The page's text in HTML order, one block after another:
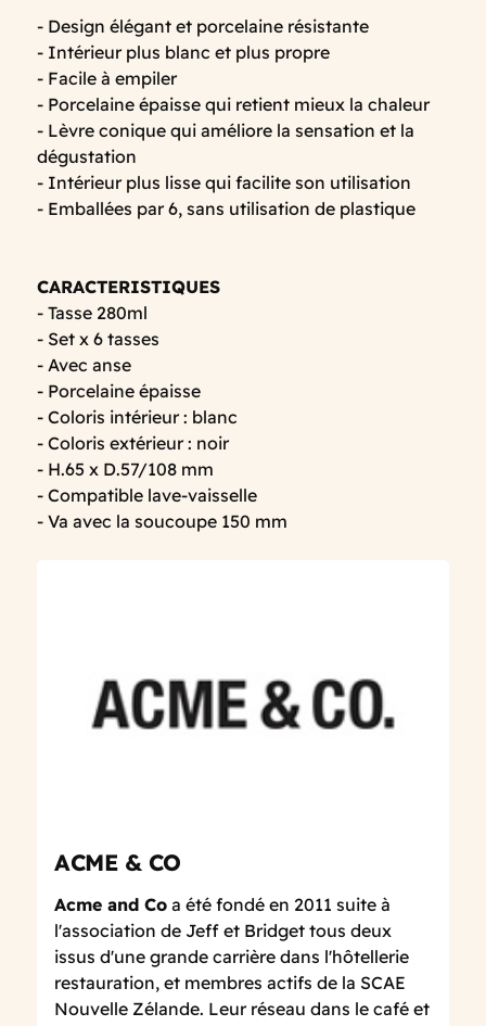
- Design élégant et porcelaine résistante
- Intérieur plus blanc et plus propre
- Facile à empiler
- Porcelaine épaisse qui retient mieux la chaleur
- Lèvre conique qui améliore la sensation et la
dégustation
- Intérieur plus lisse qui facilite son utilisation
- Emballées par 6, sans utilisation de plastique
CARACTERISTIQUES
- Tasse 280ml
- Set x 6 tasses
- Avec anse
- Porcelaine épaisse
- Coloris intérieur : blanc
- Coloris extérieur : noir
- H.65 x D.57/108 mm
- Compatible lave-vaisselle
- Va avec la soucoupe 150 mm
ACME & CO
Acme and Co a été fondé en 2011 suite à
l'association de Jeff et Bridget tous deux
issus d'une grande carrière dans l'hôtellerie
restauration, et membres actifs de la SCAE
Nouvelle Zélande. Leur réseau dans le café et